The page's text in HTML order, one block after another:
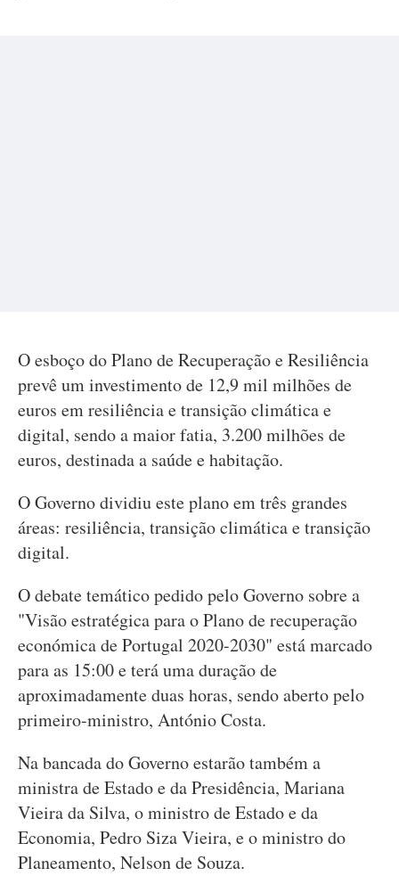
O esboço do Plano de Recuperação e Resiliência
prevê um investimento de 12,9 mil milhões de
euros em resiliência e transição climática e
digital, sendo a maior fatia, 3.200 milhões de
euros, destinada a saúde e habitação.
O Governo dividiu este plano em três grandes
áreas: resiliência, transição climática e transição
digital.
O debate temático pedido pelo Governo sobre a
"Visão estratégica para o Plano de recuperação
económica de Portugal 2020-2030" está marcado
para as 15:00 e terá uma duração de
aproximadamente duas horas, sendo aberto pelo
primeiro-ministro, António Costa.
Na bancada do Governo estarão também a
ministra de Estado e da Presidência, Mariana
Vieira da Silva, o ministro de Estado e da
Economia, Pedro Siza Vieira, e o ministro do
Planeamento, Nelson de Souza.